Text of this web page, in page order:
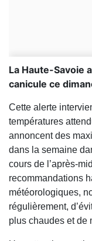
La Haute-Savoie
canicule ce
Cette alerte
températures
annoncent des
dans la semaine
cours de l’après-
recommandations
météorologiques,
régulièrement,
plus chaudes et de